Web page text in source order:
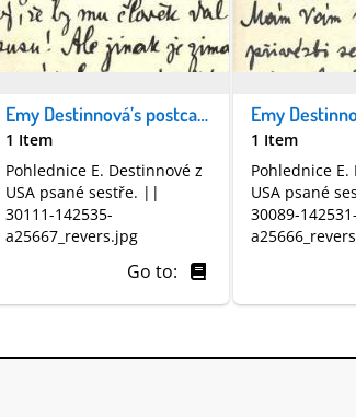
Emy Destinnová’s postcards || Pohlednice Emy Destinnové
1 Item
Pohlednice E. Destinnové z
USA psané sestře. ||
30111-142535-
a25667_revers.jpg
Go to:
1 Item
Pohlednice E.
USA psané
30089-142531-